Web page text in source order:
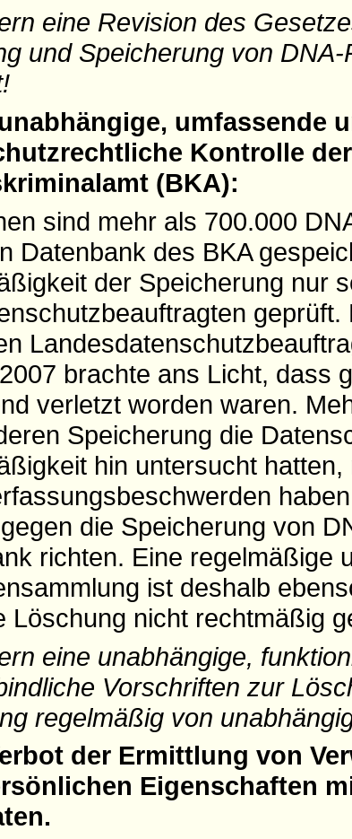
eine Revision des
und Speicherung von
umfassende
Kontrolle
(BKA):
sind mehr als 700.000
Datenbank des BKA
der Speicherung nur
brachte ans Licht, dass
verletzt worden waren.
Speicherung die
hin untersucht
die Speicherung von
richten. Eine regelmäßige
ist deshalb
Löschung nicht rechtmäßig
eine unabhängige,
Vorschriften zur
regelmäßig von
der Ermittlung von
Eigenschaften